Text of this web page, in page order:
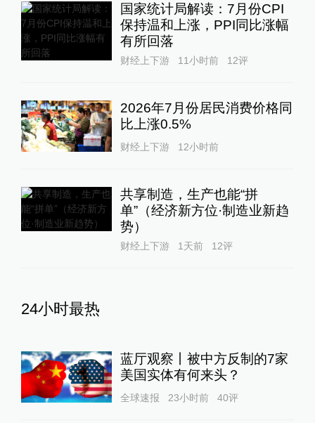
国家统计局解读：7月份CPI
保持温和上涨，PPI同比涨幅
有所回落
财经上下游 11小时前 12评
2026年7月份居民消费价格同
比上涨0.5%
财经上下游 12小时前
共享制造，生产也能“拼
单”（经济新方位·制造业新趋
势）
财经上下游 1天前 12评
24小时最热
蓝厅观察丨被中方反制的7家
美国实体有何来头？
全球速报 23小时前 40评